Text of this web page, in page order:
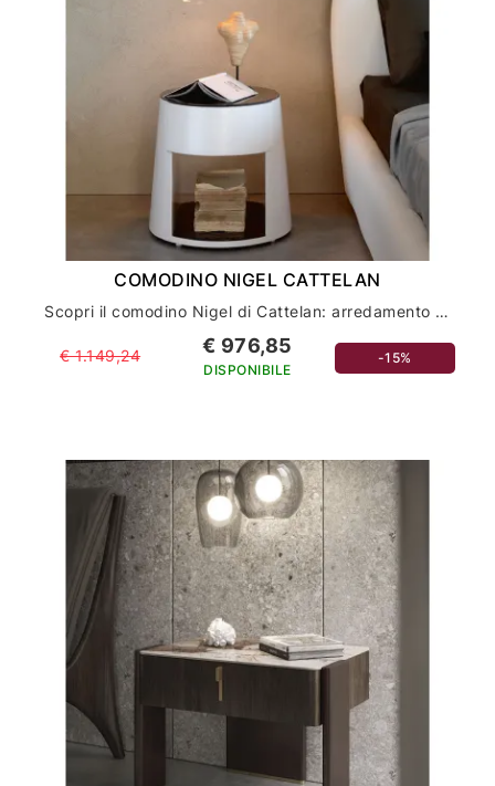
COMODINO NIGEL CATTELAN
Scopri il comodino Nigel di Cattelan: arredamento casa di lusso per la tua camera da letto
€ 1.149,24 € 976,85
DISPONIBILE
-15%